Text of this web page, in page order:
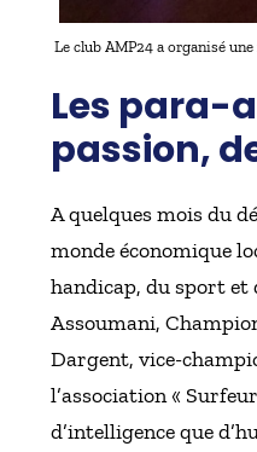
Le club AMP24 a organisé
Les para-
passion,
A quelques mois du
monde économique
handicap, du sport et
Assoumani,
Dargent, vice-
l’association «
d’intelligence que